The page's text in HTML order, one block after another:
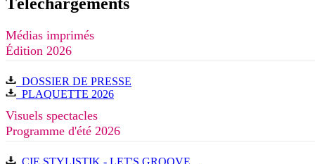
Médias imprimés
Édition 2026
DOSSIER DE PRESSE
PLAQUETTE 2026
Visuels spectacles
Programme d'été 2026
CIE STYLISTIK - LET'S GROOVE